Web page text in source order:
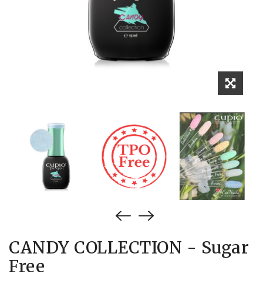
CANDY COLLECTION - Sugar
Free